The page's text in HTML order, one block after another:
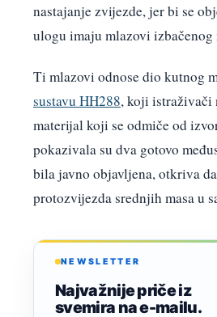
nastajanje zvijezde, jer bi se
ulogu imaju mlazovi izbačenog
Ti mlazovi odnose dio kutnog
sustavu HH288, koji istraživači
materijal koji se odmiče od
pokazivala su dva gotovo
bila javno objavljena, otkriva
protozvijezda srednjih masa u
NEWSLETTER
Najvažnije priče iz
svemira na e-mailu.